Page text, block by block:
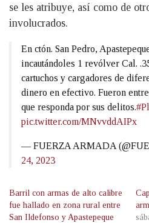
se les atribuye, así como de
involucrados.
En ctón. San Pedro,
incautándoles 1 revólver Cal.
cartuchos y cargadores de
dinero en efectivo. Fueron
que responda por sus delitos.
pic.twitter.com/MNvvddAIPx
— FUERZA ARMADA
24, 2023
Barril con armas de alto calibre
fue hallado en zona rural entre
San Ildefonso y Apastepeque